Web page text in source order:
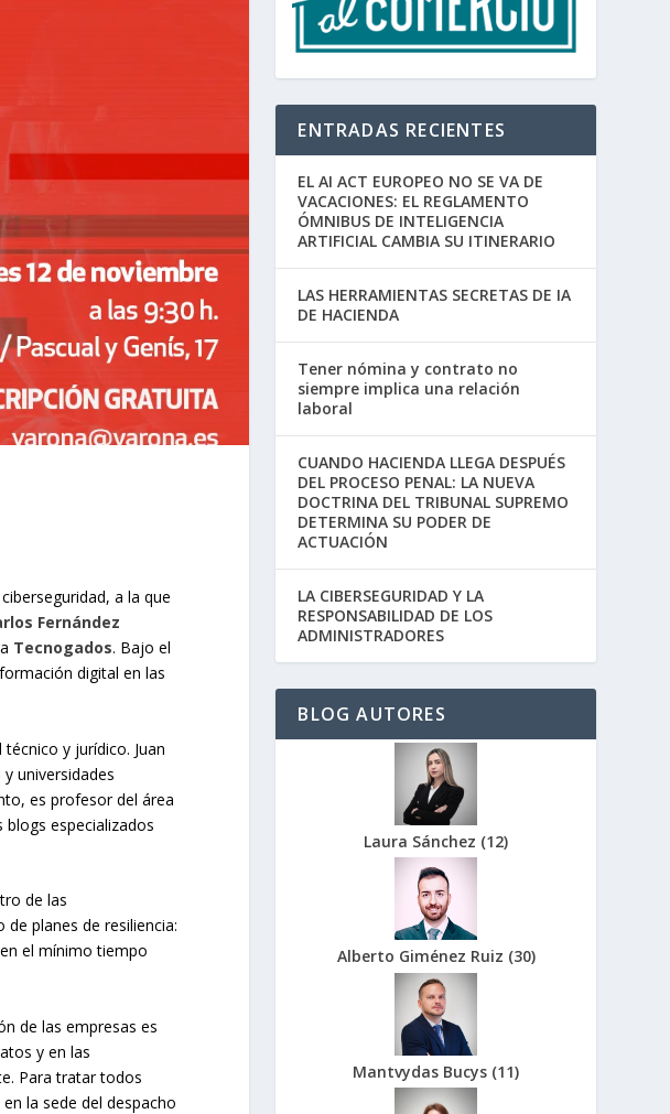
a la que
Fernández
Tecnogados. Bajo el
digital en las
y jurídico. Juan
universidades
es profesor del área
blogs especializados
de las
planes de resiliencia:
el mínimo tiempo
de las empresas es
y en las
Para tratar todos
la sede del despacho
ENTRADAS RECIENTES
EL AI ACT EUROPEO NO SE VA DE
VACACIONES: EL REGLAMENTO
ÓMNIBUS DE INTELIGENCIA
ARTIFICIAL CAMBIA SU ITINERARIO
LAS HERRAMIENTAS SECRETAS DE IA
DE HACIENDA
Tener nómina y contrato no
siempre implica una relación
laboral
CUANDO HACIENDA LLEGA DESPUÉS
DEL PROCESO PENAL: LA NUEVA
DOCTRINA DEL TRIBUNAL SUPREMO
DETERMINA SU PODER DE
ACTUACIÓN
LA CIBERSEGURIDAD Y LA
RESPONSABILIDAD DE LOS
ADMINISTRADORES
BLOG AUTORES
Laura Sánchez (12)
Alberto Giménez Ruiz (30)
Mantvydas Bucys (11)